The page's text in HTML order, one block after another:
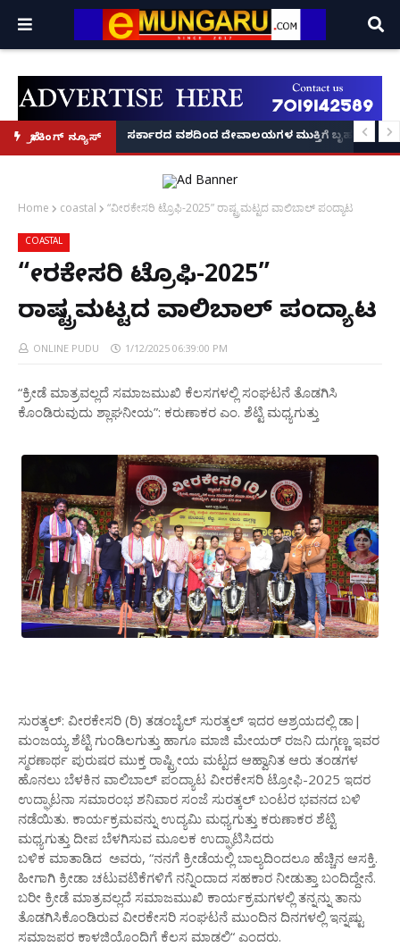
ಬ್ರೇಕಿಂಗ್ ನ್ಯೂಸ್
ಆರಂಭ' – ಸಚಿವ ಯು.ಟಿ. ಖಾದರ್ ಅಭಯ!ಸರ್ಕಾರದ ವಶದಿಂದ ದೇವಾಲಯಗಳ ಮುಕ್ತಿಗೆ ಬೃಹತ್
Home coastal “ವೀರಕೇಸರಿ ಟ್ರೊಫಿ-2025” ರಾಷ್ಟ್ರಮಟ್ಟದ ವಾಲಿಬಾಲ್ ಪಂದ್ಯಾಟ
COASTAL
“ವೀರಕೇಸರಿ ಟ್ರೊಫಿ-2025”
ರಾಷ್ಟ್ರಮಟ್ಟದ ವಾಲಿಬಾಲ್ ಪಂದ್ಯಾಟ
ONLINE PUDU 1/12/2025 06:39:00 PM
“ಕ್ರೀಡೆ ಮಾತ್ರವಲ್ಲದೆ ಸಮಾಜಮುಖಿ ಕೆಲಸಗಳಲ್ಲಿ ಸಂಘಟನೆ ತೊಡಗಿಸಿ
ಕೊಂಡಿರುವುದು ಶ್ಲಾಘನೀಯ”: ಕರುಣಾಕರ ಎಂ. ಶೆಟ್ಟಿ ಮಧ್ಯಗುತ್ತು
ಸುರತ್ಕಲ್: ವೀರಕೇಸರಿ (ರಿ) ತಡಂಬೈಲ್ ಸುರತ್ಕಲ್ ಇದರ ಆಶ್ರಯದಲ್ಲಿ ಡಾ|
ಮಂಜಯ್ಯ ಶೆಟ್ಟಿ ಗುಂಡಿಲಗುತ್ತು ಹಾಗೂ ಮಾಜಿ ಮೇಯರ್ ರಜನಿ ದುಗ್ಗಣ್ಣ ಇವರ
ಸ್ಮರಣಾರ್ಥ ಪುರುಷರ ಮುಕ್ತ ರಾಷ್ಟ್ರೀಯ ಮಟ್ಟದ ಆಹ್ವಾನಿತ ಆರು ತಂಡಗಳ
ಹೊನಲು ಬೆಳಕಿನ ವಾಲಿಬಾಲ್ ಪಂದ್ಯಾಟ ವೀರಕೇಸರಿ ಟ್ರೋಫಿ-2025 ಇದರ
ಉದ್ಘಾಟನಾ ಸಮಾರಂಭ ಶನಿವಾರ ಸಂಜೆ ಸುರತ್ಕಲ್ ಬಂಟರ ಭವನದ ಬಳಿ
ನಡೆಯಿತು. ಕಾರ್ಯಕ್ರಮವನ್ನು ಉದ್ಯಮಿ ಮಧ್ಯಗುತ್ತು ಕರುಣಾಕರ ಶೆಟ್ಟಿ
ಮಧ್ಯಗುತ್ತು ದೀಪ ಬೆಳಗಿಸುವ ಮೂಲಕ ಉದ್ಘಾಟಿಸಿದರು
ಬಳಿಕ ಮಾತಾಡಿದ ಅವರು, “ನನಗೆ ಕ್ರೀಡೆಯಲ್ಲಿ ಬಾಲ್ಯದಿಂದಲೂ ಹೆಚ್ಚಿನ ಆಸಕ್ತಿ.
ಹೀಗಾಗಿ ಕ್ರೀಡಾ ಚಟುವಟಿಕೆಗಳಿಗೆ ನನ್ನಿಂದಾದ ಸಹಕಾರ ನೀಡುತ್ತಾ ಬಂದಿದ್ದೇನೆ.
ಬರೀ ಕ್ರೀಡೆ ಮಾತ್ರವಲ್ಲದೆ ಸಮಾಜಮುಖಿ ಕಾರ್ಯಕ್ರಮಗಳಲ್ಲಿ ತನ್ನನ್ನು ತಾನು
ತೊಡಗಿಸಿಕೊಂಡಿರುವ ವೀರಕೇಸರಿ ಸಂಘಟನೆ ಮುಂದಿನ ದಿನಗಳಲ್ಲಿ ಇನ್ನಷ್ಟು
ಸಮಾಜಪರ ಕಾಳಜಿಯೊಂದಿಗೆ ಕೆಲಸ ಮಾಡಲಿ“ ಎಂದರು.